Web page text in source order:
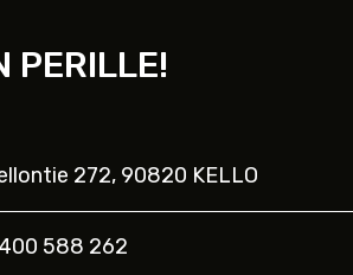
PERILLE!
272, 90820 KELLO
588 262